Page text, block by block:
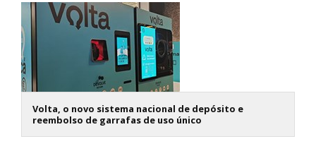
Volta, o novo sistema nacional de depósito e
reembolso de garrafas de uso único